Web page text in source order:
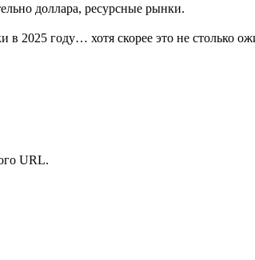
доллара, ресурсные рынки.
2025 году… хотя скорее это не столько
URL.